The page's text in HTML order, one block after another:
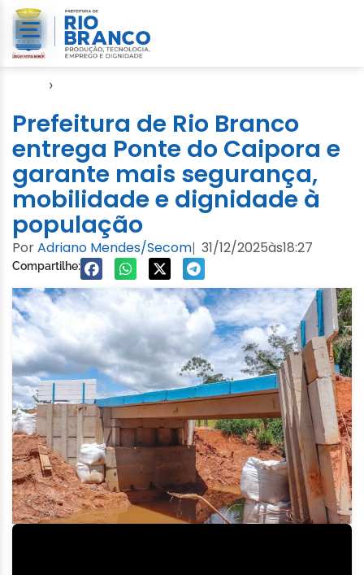
›
Prefeitura de Rio Branco
entrega Ponte do Caipora e
garante mais segurança,
mobilidade e dignidade à
população
PorAdriano Mendes/Secom| 31/12/2025às18:27
Compartilhe: